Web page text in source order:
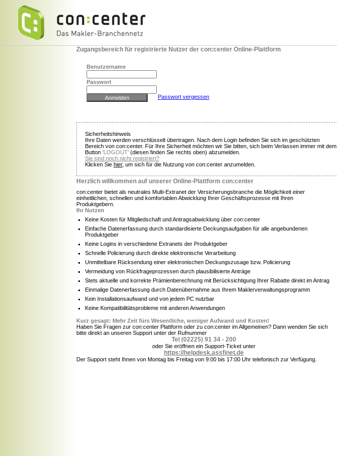
Zugangsbereich für registrierte Nutzer der con:center Online-Plattform
Benutzername
Passwort
Passwort vergessen
Sicherheitshinweis
Ihre Daten werden verschlüsselt übertragen. Nach dem Login befinden Sie sich im geschützten
Bereich von con:center. Für Ihre Sicherheit möchten wir Sie bitten, sich beim Verlassen immer mit dem
Button 'LOGOUT' (diesen finden Sie rechts oben) abzumelden.
Sie sind noch nicht registriert?
Klicken Sie hier, um sich für die Nutzung von con:center anzumelden.
Herzlich willkommen auf unserer Online-Plattform con:center
con:center bietet als neutrales Multi-Extranet der Versicherungsbranche die Möglichkeit einer
einheitlichen, schnellen und komfortablen Abwicklung Ihrer Geschäftsprozesse mit Ihren
Produktgebern.
Ihr Nutzen
Keine Kosten für Mitgliedschaft und Antragsabwicklung über con:center
Einfache Datenerfassung durch standardisierte Deckungsaufgaben für alle angebundenen
Produktgeber
Keine Logins in verschiedene Extranets der Produktgeber
Schnelle Policierung durch direkte elektronische Verarbeitung
Unmittelbare Rücksendung einer elektronischen Deckungszusage bzw. Policierung
Vermeidung von Rückfrageprozessen durch plausibilisierte Anträge
Stets aktuelle und korrekte Prämienberechnung mit Berücksichtigung Ihrer Rabatte direkt im Antrag
Einmalige Datenerfassung durch Datenübernahme aus Ihrem Maklerverwaltungsprogramm
Kein Installationsaufwand und von jedem PC nutzbar
Keine Kompatibilitätsprobleme mit anderen Anwendungen
Kurz gesagt: Mehr Zeit fürs Wesentliche, weniger Aufwand und Kosten!
Haben Sie Fragen zur con:center Plattform oder zu con:center im Allgemeinen? Dann wenden Sie sich
bitte direkt an unseren Support unter der Rufnummer
Tel (02225) 91 34 - 200
oder Sie eröffnen ein Support-Ticket unter
https://helpdesk.assfinet.de
Der Support steht Ihnen von Montag bis Freitag von 9:00 bis 17:00 Uhr telefonisch zur Verfügung.